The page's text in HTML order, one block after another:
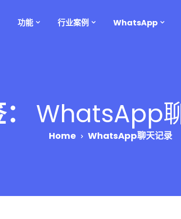
功能 行业案例 WhatsApp
WhatsApp
Home WhatsApp聊天记录